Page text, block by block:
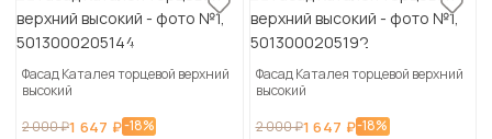
Фасад Каталея торцевой верхний
высокий
2 000 ₽1 647 ₽-18%
Фасад Каталея торцевой верхний
высокий
2 000 ₽1 647 ₽-18%